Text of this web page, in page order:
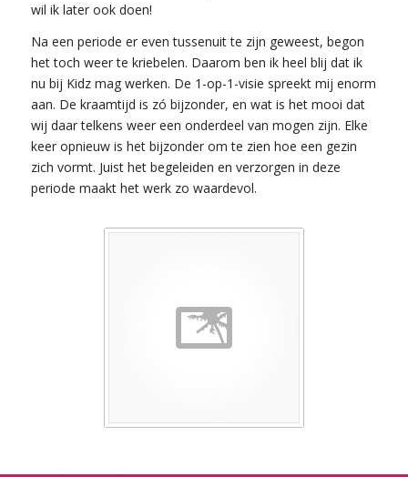
wil ik later ook doen!
Na een periode er even tussenuit te zijn geweest, begon
het toch weer te kriebelen. Daarom ben ik heel blij dat ik
nu bij Kidz mag werken. De 1-op-1-visie spreekt mij enorm
aan. De kraamtijd is zó bijzonder, en wat is het mooi dat
wij daar telkens weer een onderdeel van mogen zijn. Elke
keer opnieuw is het bijzonder om te zien hoe een gezin
zich vormt. Juist het begeleiden en verzorgen in deze
periode maakt het werk zo waardevol.